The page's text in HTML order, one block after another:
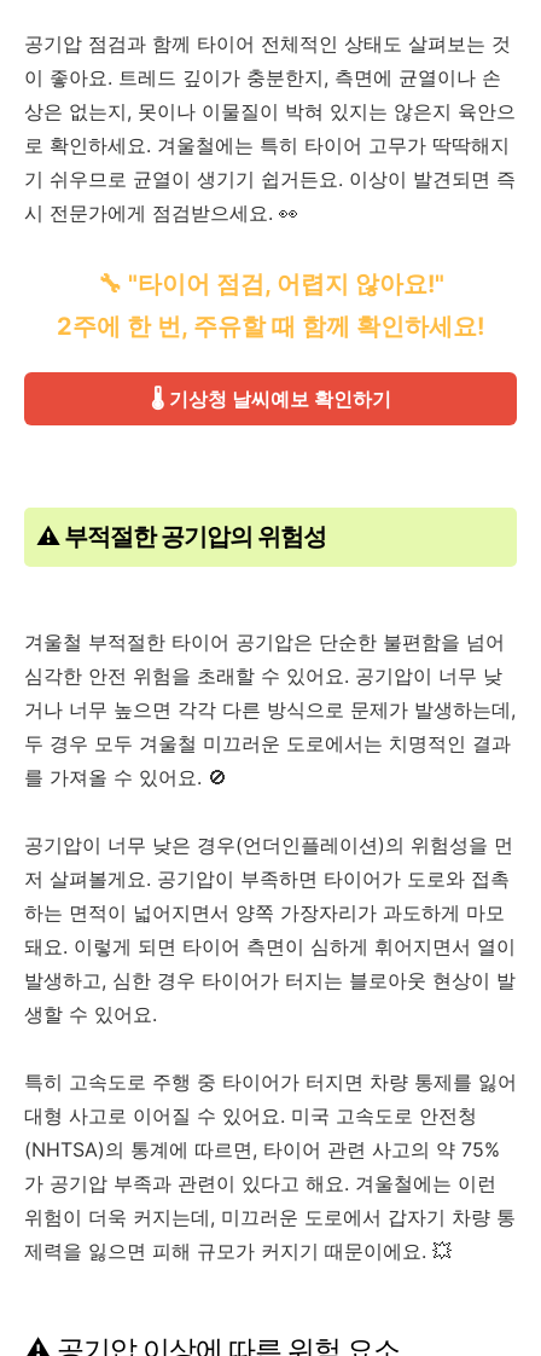
공기압 점검과 함께 타이어 전체적인 상태도 살펴보는 것
이 좋아요. 트레드 깊이가 충분한지, 측면에 균열이나 손
상은 없는지, 못이나 이물질이 박혀 있지는 않은지 육안으
로 확인하세요. 겨울철에는 특히 타이어 고무가 딱딱해지
기 쉬우므로 균열이 생기기 쉽거든요. 이상이 발견되면 즉
시 전문가에게 점검받으세요. 👀
🔧 "타이어 점검, 어렵지 않아요!"
2주에 한 번, 주유할 때 함께 확인하세요!
🌡️ 기상청 날씨예보 확인하기
⚠️ 부적절한 공기압의 위험성
겨울철 부적절한 타이어 공기압은 단순한 불편함을 넘어
심각한 안전 위험을 초래할 수 있어요. 공기압이 너무 낮
거나 너무 높으면 각각 다른 방식으로 문제가 발생하는데,
두 경우 모두 겨울철 미끄러운 도로에서는 치명적인 결과
를 가져올 수 있어요. 🚫
공기압이 너무 낮은 경우(언더인플레이션)의 위험성을 먼
저 살펴볼게요. 공기압이 부족하면 타이어가 도로와 접촉
하는 면적이 넓어지면서 양쪽 가장자리가 과도하게 마모
돼요. 이렇게 되면 타이어 측면이 심하게 휘어지면서 열이
발생하고, 심한 경우 타이어가 터지는 블로아웃 현상이 발
생할 수 있어요.
특히 고속도로 주행 중 타이어가 터지면 차량 통제를 잃어
대형 사고로 이어질 수 있어요. 미국 고속도로 안전청
(NHTSA)의 통계에 따르면, 타이어 관련 사고의 약 75%
가 공기압 부족과 관련이 있다고 해요. 겨울철에는 이런
위험이 더욱 커지는데, 미끄러운 도로에서 갑자기 차량 통
제력을 잃으면 피해 규모가 커지기 때문이에요. 💥